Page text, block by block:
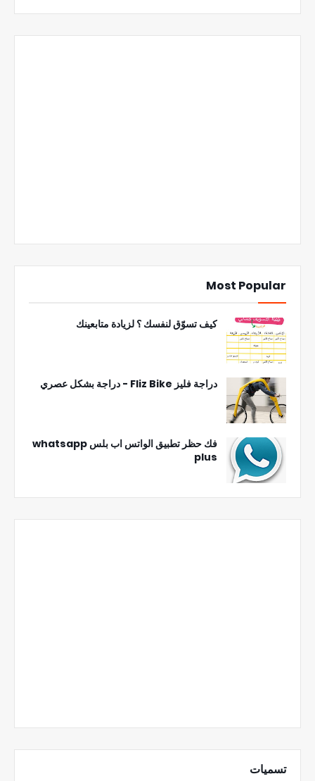
Most Popular
كيف تسوّق لنفسك ؟ لزيادة متابعينك
دراجة فليز Fliz Bike - دراجة بشكل عصري
فك حظر تطبيق الواتس اب بلس whatsapp
plus
تسميات